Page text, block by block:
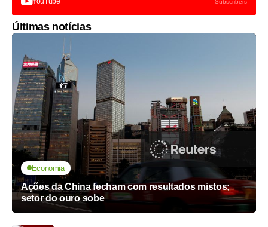
Subscribers
Últimas notícias
Economia
Ações da China fecham com resultados mistos;
setor do ouro sobe